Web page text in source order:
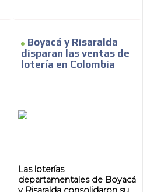
Boyacá y Risaralda
disparan las ventas de
lotería en Colombia
Las loterías
departamentales de Boyacá